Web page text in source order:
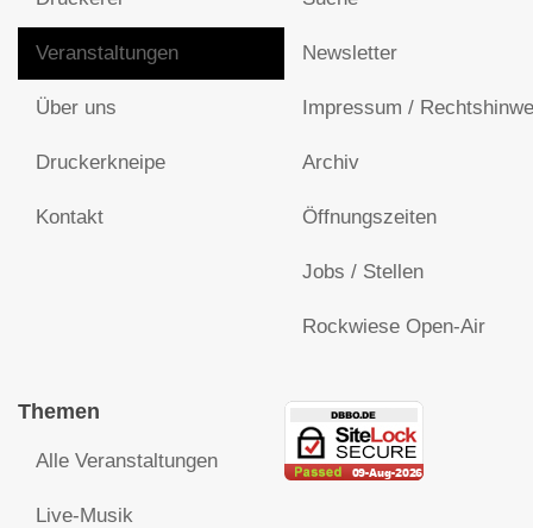
Veranstaltungen
Über uns
Druckerkneipe
Kontakt
Newsletter
Impressum /
Archiv
Öffnungszeiten
Jobs / Stellen
Rockwiese Open-Air
Themen
Alle Veranstaltungen
Live-Musik